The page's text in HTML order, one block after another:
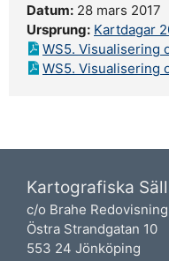
Datum: 28 mars 2017
Ursprung: Kartdagar
WS5. Visualisering
WS5. Visualisering
Kartografiska
c/o Brahe
Östra Strandgatan 10
553 24 Jönköping